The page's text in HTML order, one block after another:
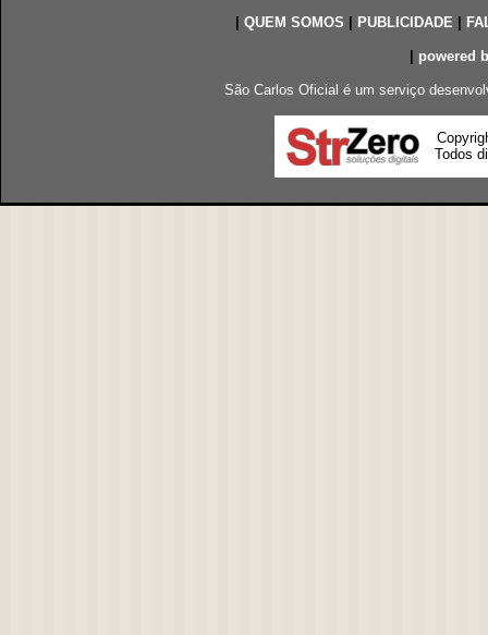
QUEM SOMOS PUBLICIDADE|
powered
São Carlos Oficial é um serviço
Todos